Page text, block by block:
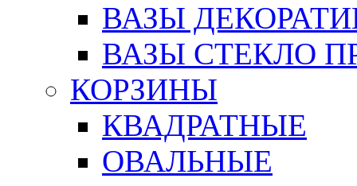
ВАЗЫ
ВАЗЫ СТЕКЛО
КОРЗИНЫ
КВАДРАТНЫЕ
ОВАЛЬНЫЕ